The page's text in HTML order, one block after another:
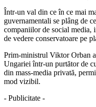
Într-un val din ce în ce mai
guvernamentali se plâng de
companiilor de social media,
de vedere conservatoare pe
Prim-ministrul Viktor Orban
Ungariei într-un purtător de
din mass-media privată,
mod vizibil.
- Publicitate -